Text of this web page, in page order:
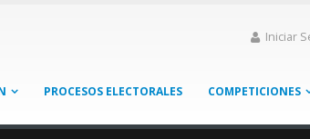
Iniciar
PROCESOS ELECTORALES COMPETICIONES